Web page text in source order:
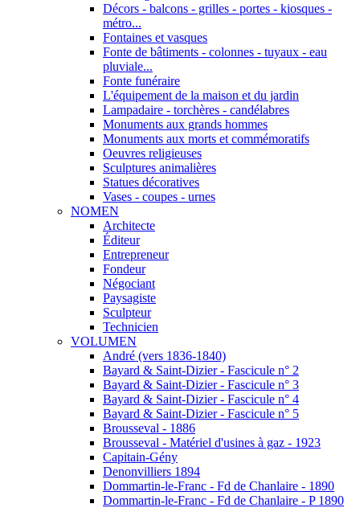
Décors - balcons - grilles - portes - kiosques -
métro...
Fontaines et vasques
Fonte de bâtiments - colonnes - tuyaux - eau
pluviale...
Fonte funéraire
L'équipement de la maison et du jardin
Lampadaire - torchères - candélabres
Monuments aux grands hommes
Monuments aux morts et commémoratifs
Oeuvres religieuses
Sculptures animalières
Statues décoratives
Vases - coupes - urnes
NOMEN
Architecte
Éditeur
Entrepreneur
Fondeur
Négociant
Paysagiste
Sculpteur
Technicien
VOLUMEN
André (vers 1836-1840)
Bayard & Saint-Dizier - Fascicule n° 2
Bayard & Saint-Dizier - Fascicule n° 3
Bayard & Saint-Dizier - Fascicule n° 4
Bayard & Saint-Dizier - Fascicule n° 5
Brousseval - 1886
Brousseval - Matériel d'usines à gaz - 1923
Capitain-Gény
Denonvilliers 1894
Dommartin-le-Franc - Fd de Chanlaire - 1890
Dommartin-le-Franc - Fd de Chanlaire - P 1890